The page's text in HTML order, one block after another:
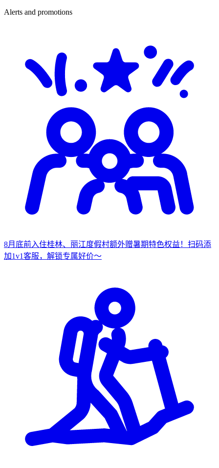
Alerts and promotions
8月底前入住桂林、丽江度假村额外赠暑期特色权益！ 扫码添
加1v1客服，解锁专属好价～